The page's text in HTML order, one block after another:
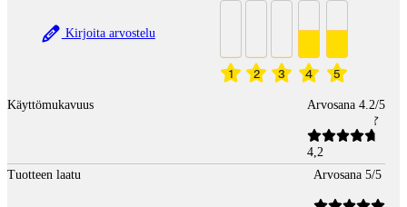
Kirjoita arvostelu
1 2 3 4 5
Käyttömukavuus Arvosana 4.2/5
4,2
Tuotteen laatu
Arvosana 5/5